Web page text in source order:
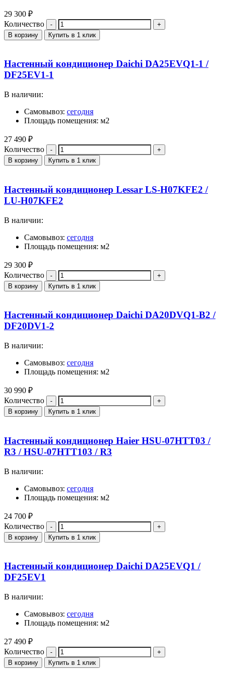
29 300 ₽
Количество
В корзину Купить в 1 клик
Настенный кондиционер Daichi DA25EVQ1-1 /
DF25EV1-1
В наличии:
Самовывоз: сегодня
Площадь помещения: м2
27 490 ₽
Количество
В корзину Купить в 1 клик
Настенный кондиционер Lessar LS-H07KFE2 /
LU-H07KFE2
В наличии:
Самовывоз: сегодня
Площадь помещения: м2
29 300 ₽
Количество
В корзину Купить в 1 клик
Настенный кондиционер Daichi DA20DVQ1-B2 /
DF20DV1-2
В наличии:
Самовывоз: сегодня
Площадь помещения: м2
30 990 ₽
Количество
В корзину Купить в 1 клик
Настенный кондиционер Haier HSU-07HTT03 /
R3 / HSU-07HTT103 / R3
В наличии:
Самовывоз: сегодня
Площадь помещения: м2
24 700 ₽
Количество
В корзину Купить в 1 клик
Настенный кондиционер Daichi DA25EVQ1 /
DF25EV1
В наличии:
Самовывоз: сегодня
Площадь помещения: м2
27 490 ₽
Количество
В корзину Купить в 1 клик